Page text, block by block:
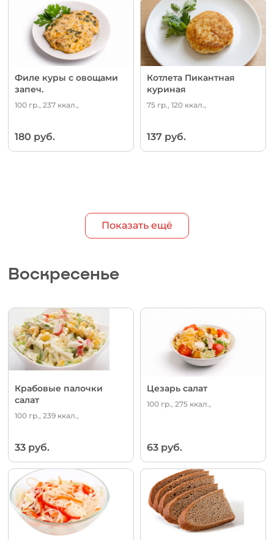
Филе куры с овощами
запеч.
100 гр., 237 ккал.,
180 руб.
Котлета Пикантная
куриная
75 гр., 120 ккал.,
137 руб.
Показать ещё
Воскресенье
Крабовые палочки
салат
100 гр., 239 ккал.,
33 руб.
Цезарь салат
100 гр., 275 ккал.,
63 руб.